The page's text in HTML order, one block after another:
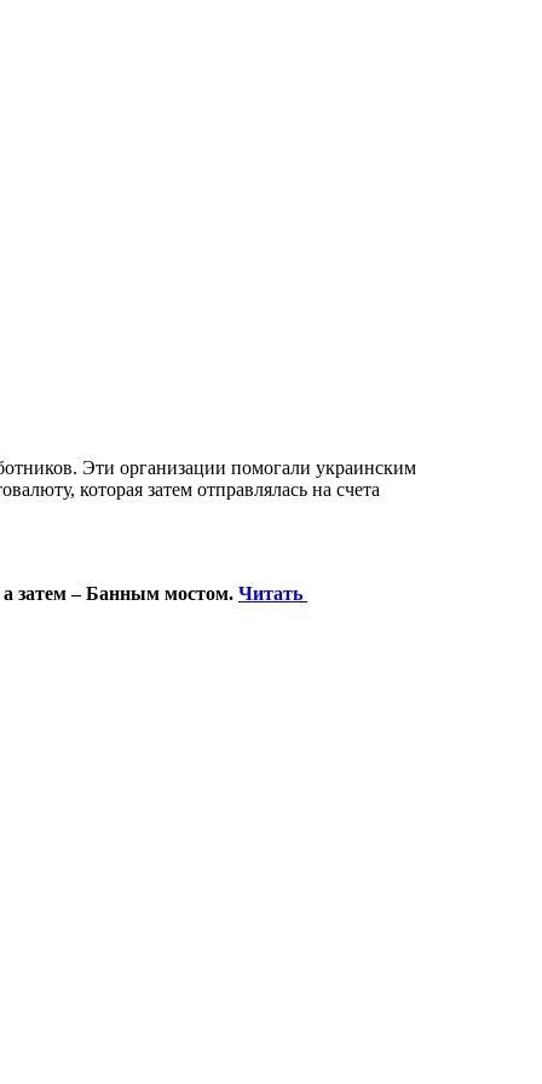
Эти организации помогали украинским
которая затем отправлялась на счета
затем – Банным мостом. Читать